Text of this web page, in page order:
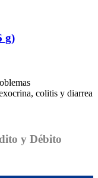
g)
colitis y diarrea
y Débito